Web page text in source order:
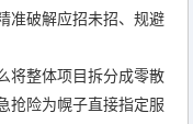
准破解应招未招、规避
将整体项目拆分成零散
抢险为幌子直接指定服